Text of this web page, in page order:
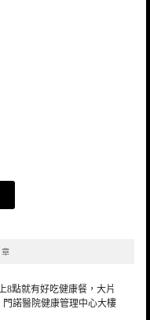
8點就有好吃健康餐，大片
諾醫院健康管理中心大樓